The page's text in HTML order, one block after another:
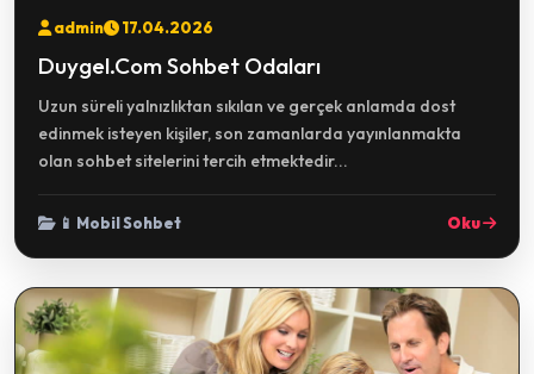
admin 17.04.2026
Duygel.Com Sohbet Odaları
Uzun süreli yalnızlıktan sıkılan ve gerçek anlamda dost
edinmek isteyen kişiler, son zamanlarda yayınlanmakta
olan sohbet sitelerini tercih etmektedir...
📱 Mobil Sohbet Oku